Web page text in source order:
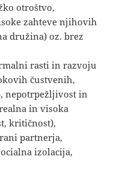
otroštvo,
zahteve njihovih
družina) oz. brez
rasti in razvoju
čustvenih,
nepotrpežljivost in
in visoka
kritičnost),
partnerja,
izolacija,